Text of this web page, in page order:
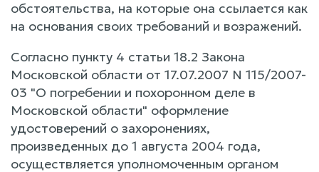
обстоятельства, на которые она ссылается как
на основания своих требований и возражений.
Согласно пункту 4 статьи 18.2 Закона
Московской области от 17.07.2007 N 115/2007-
03 "О погребении и похоронном деле в
Московской области" оформление
удостоверений о захоронениях,
произведенных до 1 августа 2004 года,
осуществляется уполномоченным органом